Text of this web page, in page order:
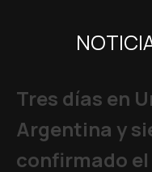
Tres días en
Argentina y
confirmado el